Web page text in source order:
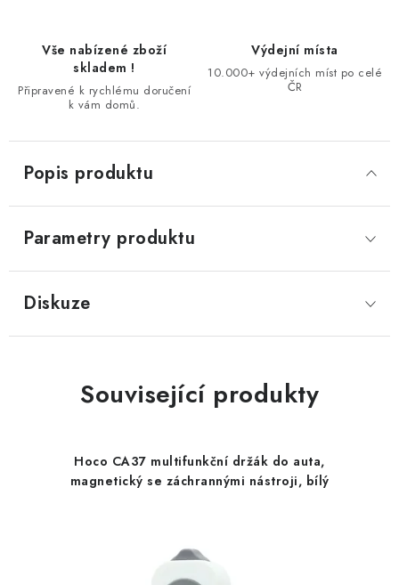
Vše nabízené zboží
skladem !
Připravené k rychlému doručení
k vám domů.
Výdejní místa
10.000+ výdejních míst po celé
ČR
Popis produktu
Parametry produktu
Diskuze
Související produkty
Hoco CA37 multifunkční držák do auta,
magnetický se záchrannými nástroji, bílý